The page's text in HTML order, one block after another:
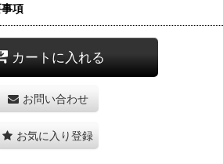
項
カートに入れる
お問い合わせ
お気に入り登録